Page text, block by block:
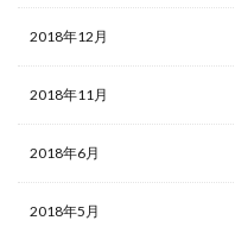
2018年12月
2018年11月
2018年6月
2018年5月